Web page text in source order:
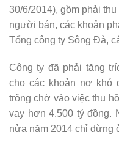
30/6/2014), gồm phải
người bán, các khoản
Tổng công ty Sông Đà,
Công ty đã phải tăng
cho các khoản nợ khó
trông chờ vào việc thu
vay hơn 4.500 tỷ đồng.
nửa năm 2014 chỉ dừng